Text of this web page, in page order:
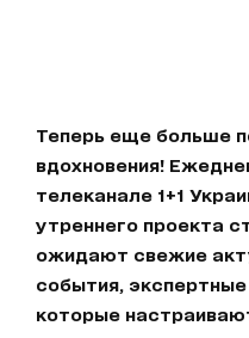
Теперь еще больше
вдохновения!
телеканале 1+1
утреннего проекта
ожидают свежие
события,
которые